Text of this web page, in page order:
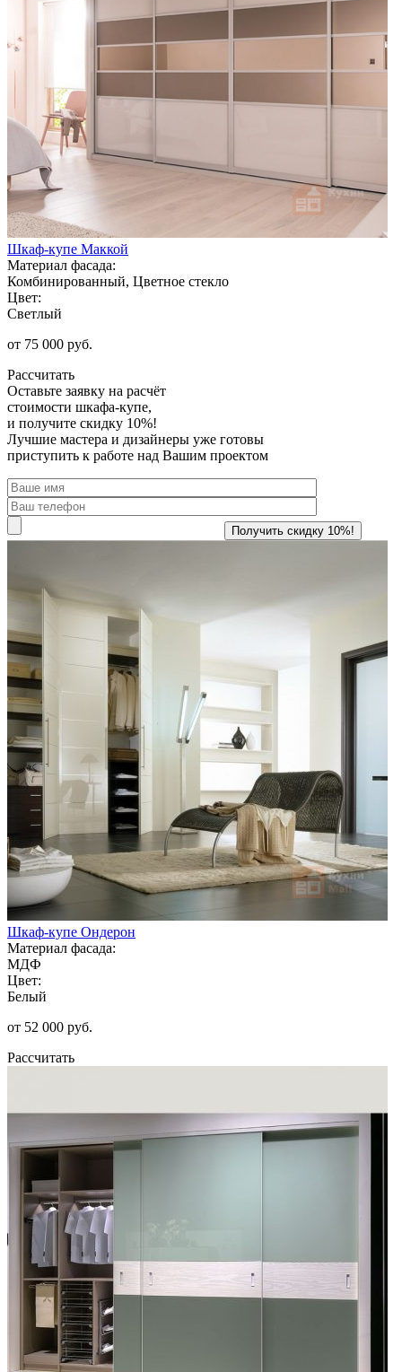
Шкаф-купе Маккой
Материал фасада:
Комбинированный, Цветное стекло
Цвет:
Светлый
от 75 000 руб.
Рассчитать
Оставьте заявку на расчёт
стоимости шкафа-купе,
и получите скидку 10%!
Лучшие мастера и дизайнеры уже готовы
приступить к работе над Вашим проектом
Шкаф-купе Ондерон
Материал фасада:
МДФ
Цвет:
Белый
от 52 000 руб.
Рассчитать